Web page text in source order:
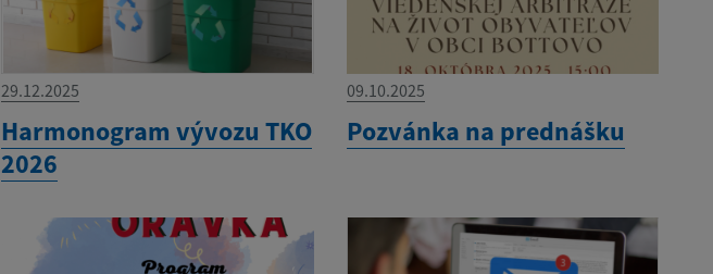
29.12.2025
Harmonogram vývozu TKO
2026
09.10.2025
Pozvánka na prednášku